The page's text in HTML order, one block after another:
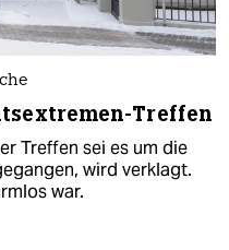
Treffen
Treffen sei es um die
wird verklagt.
war.